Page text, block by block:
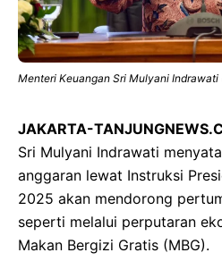
Menteri Keuangan Sri Mulyani Indrawati
JAKARTA-
Sri Mulyani Indrawati
anggaran lewat Instruksi
2025 akan mendorong
seperti melalui perputaran
Makan Bergizi Gratis (MBG).